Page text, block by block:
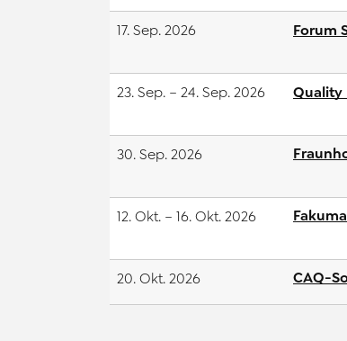
17. Sep. 2026 Forum
23. Sep. – 24. Sep. 2026 Quality
30. Sep. 2026
12. Okt. – 16. Okt. 2026
20. Okt. 2026 CAQ-